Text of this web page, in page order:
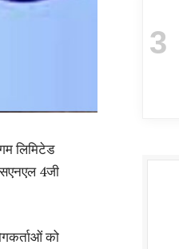
लिमिटेड
4जी
को